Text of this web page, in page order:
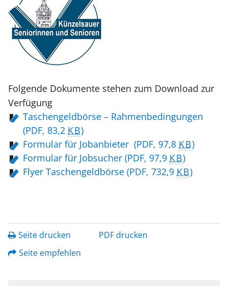
Folgende Dokumente stehen zum Download zur
Verfügung
Taschengeldbörse – Rahmenbedingungen
(PDF, 83,2 KB)
Formular für Jobanbieter (PDF, 97,8 KB)
Formular für Jobsucher (PDF, 97,9 KB)
Flyer Taschengeldbörse (PDF, 732,9 KB)
Seite drucken
PDF drucken
Seite empfehlen